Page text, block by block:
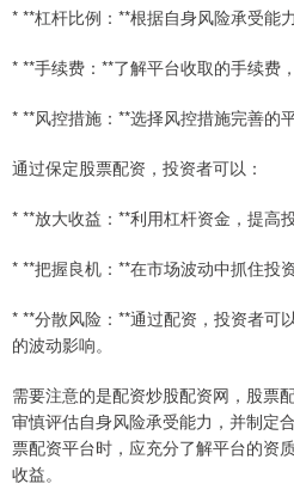
* **杠杆比例：**根据自身风险承受能
* **手续费：**了解平台收取的手续费
* **风控措施：**选择风控措施完善的
通过保定股票配资，投资者可以：
* **放大收益：**利用杠杆资金，提高
* **把握良机：**在市场波动中抓住投
* **分散风险：**通过配资，投资者可
的波动影响。
需要注意的是配资炒股配资网，股票
审慎评估自身风险承受能力，并制定
票配资平台时，应充分了解平台的资
收益。